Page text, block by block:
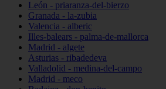
León - priaranza-del-bierzo
Granada - la-zubia
Valencia - alberic
Illes-balears - palma-de-mallorca
Madrid - algete
Asturias - ribadedeva
Valladolid - medina-del-campo
Madrid - meco